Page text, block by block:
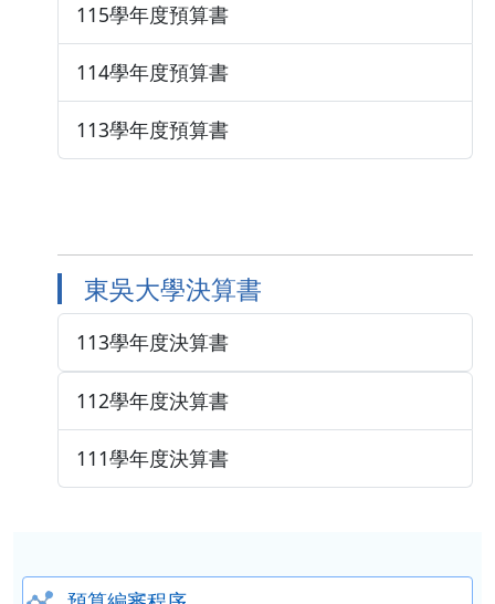
115學年度預算書
114學年度預算書
113學年度預算書
東吳大學決算書
113學年度決算書
112學年度決算書
111學年度決算書